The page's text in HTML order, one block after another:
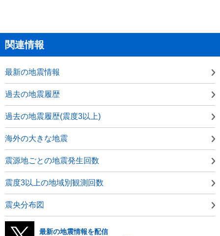
関連情報
最新の地震情報
過去の地震履歴
過去の地震履歴(震度3以上)
海外の大きな地震
震源地ごとの地震発生回数
震度3以上の地域別観測回数
震央分布図
最新の地震情報を配信